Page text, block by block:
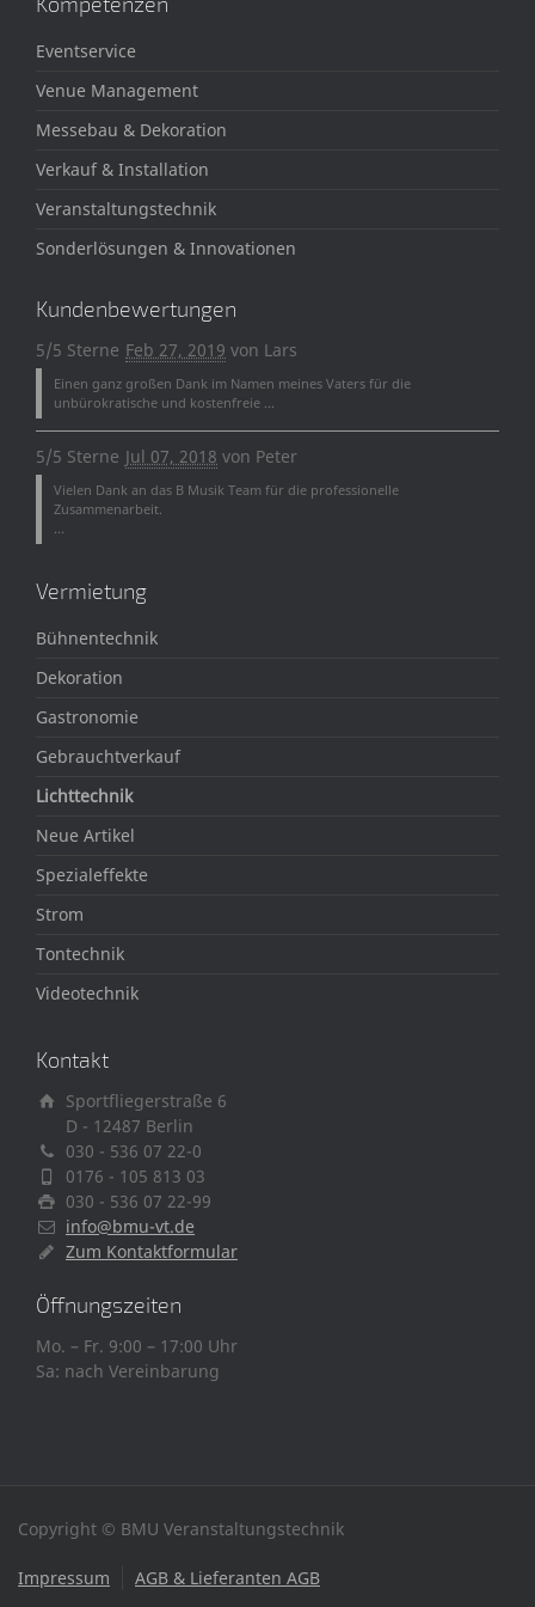
Eventservice
Venue Management
Messebau & Dekoration
Verkauf & Installation
Veranstaltungstechnik
Sonderlösungen & Innovationen
Kundenbewertungen
5/5 Sterne Feb 27, 2019 von Lars
Einen ganz großen Dank im Namen meines Vaters für die
unbürokratische und kostenfreie ...
5/5 Sterne Jul 07, 2018 von Peter
Vielen Dank an das B Musik Team für die professionelle
Zusammenarbeit.
...
Vermietung
Bühnentechnik
Dekoration
Gastronomie
Gebrauchtverkauf
Lichttechnik
Neue Artikel
Spezialeffekte
Strom
Tontechnik
Videotechnik
Kontakt
Sportfliegerstraße 6
D - 12487 Berlin
030 - 536 07 22-0
0176 - 105 813 03
030 - 536 07 22-99
info@bmu-vt.de
Zum Kontaktformular
Öffnungszeiten
Mo. – Fr. 9:00 – 17:00 Uhr
Sa: nach Vereinbarung
Copyright © BMU Veranstaltungstechnik
Impressum AGB & Lieferanten AGB